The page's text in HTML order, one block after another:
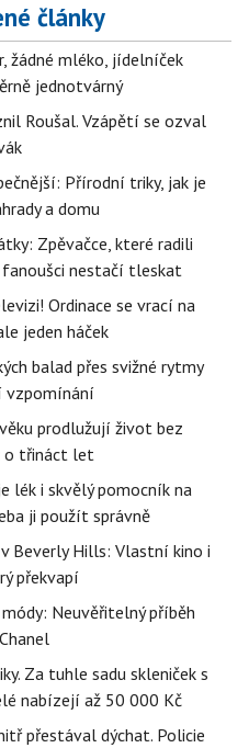
články
žádné mléko, jídelníček
jednotvárný
Roušal. Vzápětí se ozval
Přírodní triky, jak je
a domu
Zpěvačce, které radili
nestačí tleskat
Ordinace se vrací na
jeden háček
balad přes svižné rytmy
vzpomínání
prodlužují život bez
o třináct let
lék i skvělý pomocník na
ji použít správně
Beverly Hills: Vlastní kino i
překvapí
Neuvěřitelný příběh
Za tuhle sadu skleniček s
nabízejí až 50 000 Kč
přestával dýchat. Policie